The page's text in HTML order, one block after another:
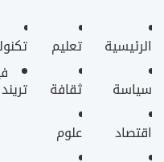
الرئيسية
سياسة
اقتصاد
تعليم
ثقافة
علوم
تريند